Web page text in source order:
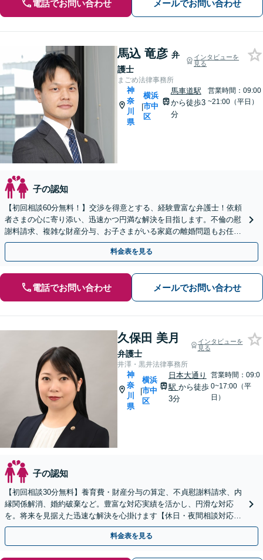
電話でお問い合わせ メールでお問い合わせ
馬込 竜彦 弁
護士
インタビューを
見る
まごめ法律事務所
神
奈
川
県
|
横浜
市中
区
馬車道駅
から徒歩3
分
営業時間：09:00
~21:00（平日）
子の認知
【初回相談60分無料！】交渉を得意とする、経験豊富な弁護士！依頼
者さまの心に寄り添い、迅速かつ円満な解決を目指します。不倫の慰
謝料請求、複雑な財産分与、お子さまがいる家庭の離婚問題もお任せ
ください【馬車道駅3分】
料金表を見る
電話でお問い合わせ メールでお問い合わせ
久保田 美月
弁護士
インタビューを
見る
井澤・黒井法律事務所
神
奈
川
県
|
横浜
市中
区
日本大通り
駅 から徒歩
3分
営業時間：09:0
0~17:00（平
日）
子の認知
【初回相談30分無料】養育費・財産分与の算定、不貞慰謝料請求、内
縁関係解消、婚約破棄など。豊富な対応実績を活かし、円滑な対応
を。将来を見据えた迅速な解決を心掛けます【休日・夜間相談対応
（要予約）】【日本大通り駅3分】
料金表を見る